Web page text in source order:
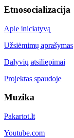
Etnosocializacija
Apie iniciatyvą
Užsiėmimų aprašymas
Dalyvių atsiliepimai
Projektas spaudoje
Muzika
Pakartot.lt
Youtube.com